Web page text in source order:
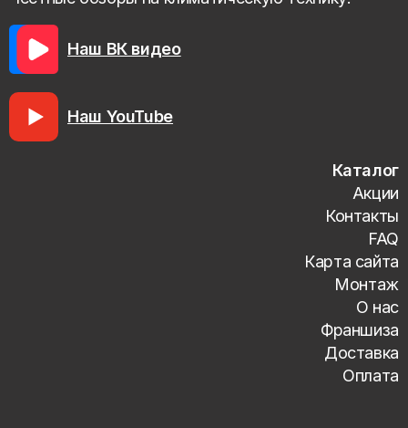
Наш ВК видео
Наш YouTube
Каталог
Акции
Контакты
FAQ
Карта сайта
Монтаж
О нас
Франшиза
Доставка
Оплата